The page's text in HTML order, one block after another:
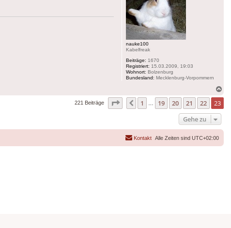
nauke100
Kabelfreak
Beiträge: 1670
Registriert: 15.03.2009, 19:03
Wohnort: Bolzenburg
Bundesland: Mecklenburg-Vorpommern
221 Beiträge Seite 23 23
Vorherige
1 19 20 21 22 23
Gehe zu
Alle Zeiten sind UTC+02:00
Kontakt